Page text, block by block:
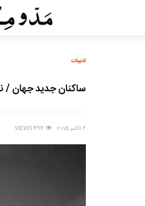
ادبیات
ساکنان جدید جهان /
6 اکتبر 2015 494
VIEWS